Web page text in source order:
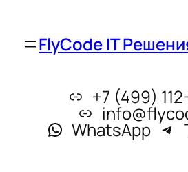
FlyCode IT
+7 (499)
WhatsApp